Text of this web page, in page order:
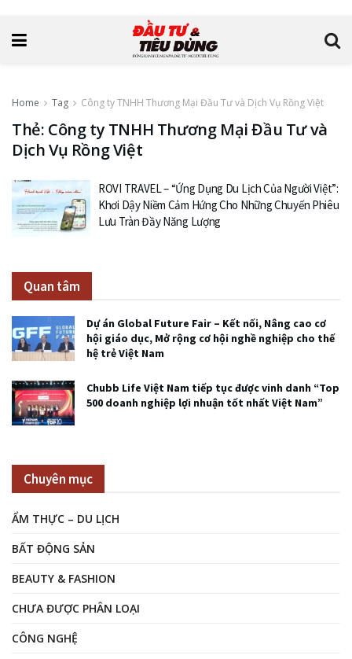
Home Tag Công ty TNHH Thương Mại Đầu Tư và Dịch Vụ Rồng Việt
Thẻ: Công ty TNHH Thương Mại Đầu Tư và
Dịch Vụ Rồng Việt
ROVI TRAVEL – “Ứng Dụng Du Lịch Của Người Việt”:
Khơi Dậy Niềm Cảm Hứng Cho Những Chuyến Phiêu
Lưu Tràn Đầy Năng Lượng
Quan tâm
Dự án Global Future Fair – Kết nối, Nâng cao cơ
hội giáo dục, Mở rộng cơ hội nghề nghiệp cho thế
hệ trẻ Việt Nam
Chubb Life Việt Nam tiếp tục được vinh danh “Top
500 doanh nghiệp lợi nhuận tốt nhất Việt Nam”
Chuyên mục
ẨM THỰC – DU LỊCH
BẤT ĐỘNG SẢN
BEAUTY & FASHION
CHƯA ĐƯỢC PHÂN LOẠI
CÔNG NGHỆ